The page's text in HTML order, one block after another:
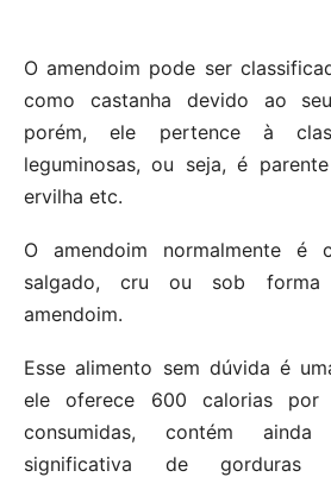
O amendoim pode ser
como castanha devido ao
porém, ele pertence à
leguminosas, ou seja, é
ervilha etc.
O amendoim normalmente é
salgado, cru ou sob
amendoim.
Esse alimento sem dúvida é
ele oferece 600 calorias por
consumidas, contém ainda
significativa de gorduras